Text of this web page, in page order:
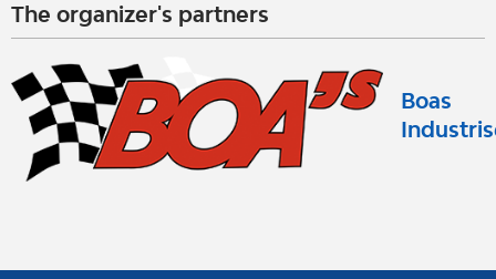
The organizer's partners
Boas